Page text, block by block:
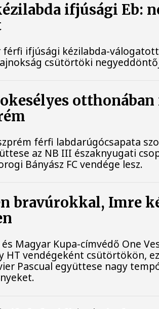
ifjúsági Eb:
férfi ifjúsági kézilabda-
csütörtöki
férfi labdarúgócsapata
az NB III északnyugati
Bányász FC vendége lesz.
bravúrokkal, Imre
Magyar Kupa-címvédő One
HT vendégeként csütörtökön,
Pascual együttese nagy